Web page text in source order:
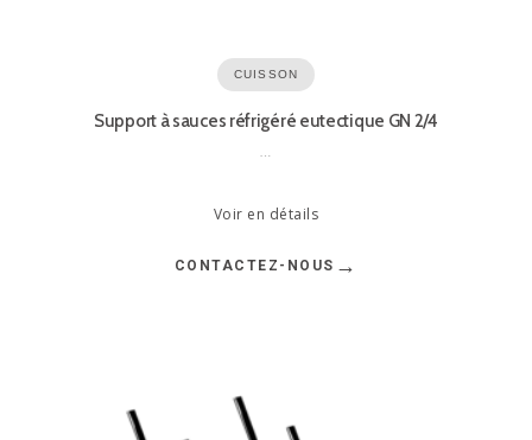
CUISSON
Support à sauces réfrigéré eutectique GN 2/4
…
CONTACTEZ-NOUS →
Voir en détails